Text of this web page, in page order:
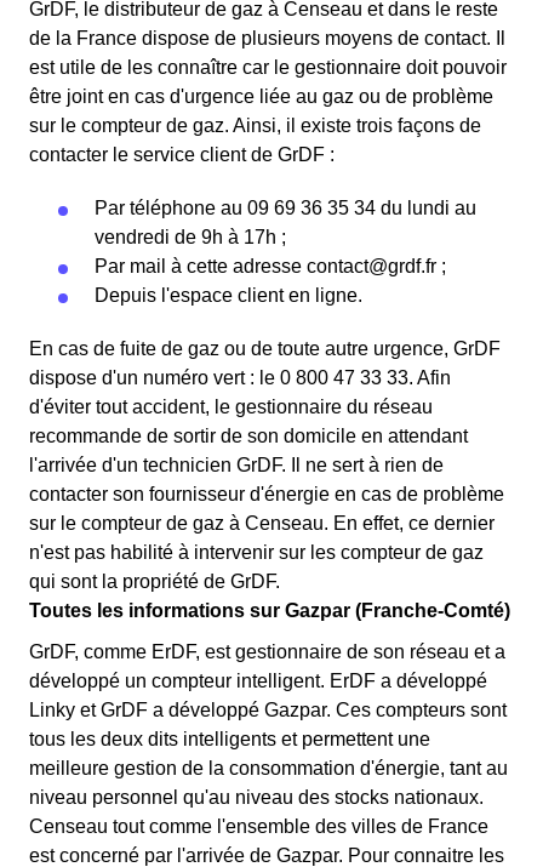
GrDF, le distributeur de gaz à Censeau et dans le reste
de la France dispose de plusieurs moyens de contact. Il
est utile de les connaître car le gestionnaire doit pouvoir
être joint en cas d'urgence liée au gaz ou de problème
sur le compteur de gaz. Ainsi, il existe trois façons de
contacter le service client de GrDF :
Par téléphone au 09 69 36 35 34 du lundi au
vendredi de 9h à 17h ;
Par mail à cette adresse contact@grdf.fr ;
Depuis l'espace client en ligne.
En cas de fuite de gaz ou de toute autre urgence, GrDF
dispose d'un numéro vert : le 0 800 47 33 33. Afin
d'éviter tout accident, le gestionnaire du réseau
recommande de sortir de son domicile en attendant
l'arrivée d'un technicien GrDF. Il ne sert à rien de
contacter son fournisseur d'énergie en cas de problème
sur le compteur de gaz à Censeau. En effet, ce dernier
n'est pas habilité à intervenir sur les compteur de gaz
qui sont la propriété de GrDF.
Toutes les informations sur Gazpar (Franche-Comté)
GrDF, comme ErDF, est gestionnaire de son réseau et a
développé un compteur intelligent. ErDF a développé
Linky et GrDF a développé Gazpar. Ces compteurs sont
tous les deux dits intelligents et permettent une
meilleure gestion de la consommation d'énergie, tant au
niveau personnel qu'au niveau des stocks nationaux.
Censeau tout comme l'ensemble des villes de France
est concerné par l'arrivée de Gazpar. Pour connaitre les